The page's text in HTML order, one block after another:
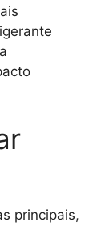
principais,